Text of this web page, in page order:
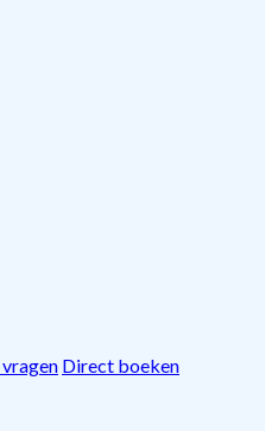
Direct boeken